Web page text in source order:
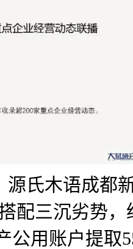
源氏木语成都
配三沉劣势，
公用账户提取